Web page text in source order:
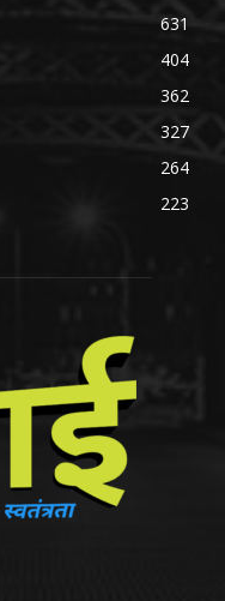
631
404
362
327
264
223